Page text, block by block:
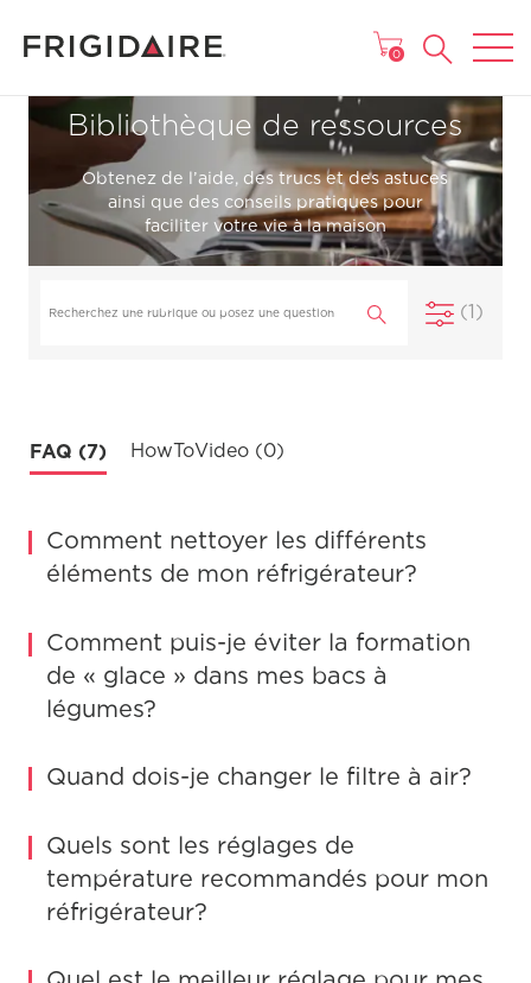
MENU
0
Bibliothèque de ressources
Obtenez de l’aide, des trucs et des astuces
ainsi que des conseils pratiques pour
faciliter votre vie à la maison
(1)
FAQ (7) HowToVideo (0)
Comment nettoyer les différents
éléments de mon réfrigérateur?
Comment puis-je éviter la formation
de « glace » dans mes bacs à
légumes?
Quand dois-je changer le filtre à air?
Quels sont les réglages de
température recommandés pour mon
réfrigérateur?